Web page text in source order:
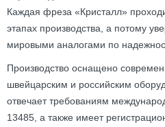
Каждая фреза «Кристалл»
этапах производства, а потому
мировыми аналогами по
Производство оснащено
швейцарским и российским
отвечает требованиям
13485, а также имеет